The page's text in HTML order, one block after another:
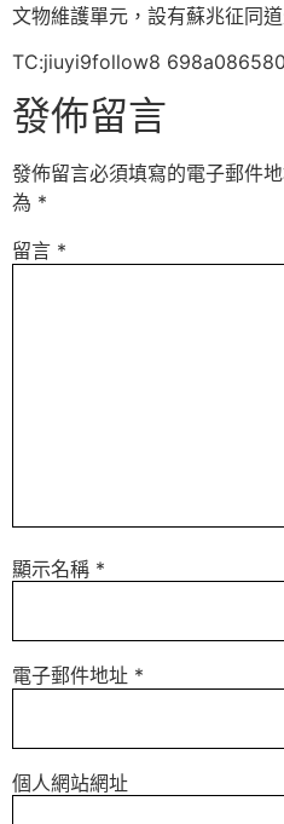
文物維護單元，設有蘇兆征同
TC:jiuyi9follow8
發佈留言
發佈留言必須填寫的電子郵件
為 *
留言 *
顯示名稱 *
電子郵件地址 *
個人網站網址